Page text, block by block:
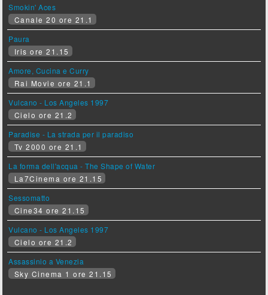
Smokin' Aces
Canale 20 ore 21.1
Paura
Iris ore 21.15
Amore, Cucina e Curry
Rai Movie ore 21.1
Vulcano - Los Angeles 1997
Cielo ore 21.2
Paradise - La strada per il paradiso
Tv 2000 ore 21.1
La forma dell'acqua - The Shape of Water
La7Cinema ore 21.15
Sessomatto
Cine34 ore 21.15
Vulcano - Los Angeles 1997
Cielo ore 21.2
Assassinio a Venezia
Sky Cinema 1 ore 21.15